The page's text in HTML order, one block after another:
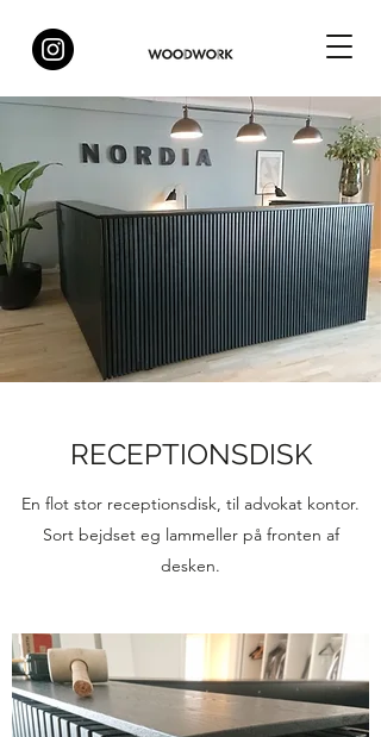
RECEPTIONSDISK
En flot stor receptionsdisk, til advokat kontor.
Sort bejdset eg lammeller på fronten af
desken.